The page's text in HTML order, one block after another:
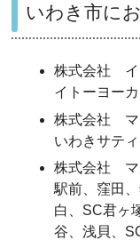
いわき市に
株式会社 イ
イトーヨー
株式会社 マ
いわきサテ
株式会社 マ
駅前、窪田
白、SC君ヶ
谷、浅貝、